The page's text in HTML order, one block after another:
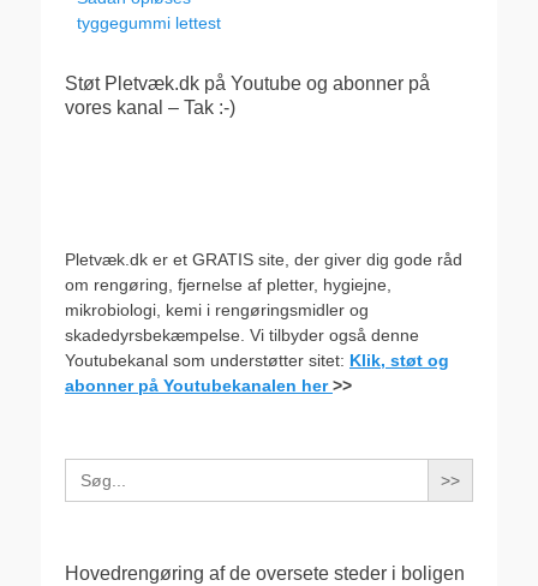
tyggegummi lettest
Støt Pletvæk.dk på Youtube og abonner på
vores kanal – Tak :-)
Pletvæk.dk er et GRATIS site, der giver dig gode råd
om rengøring, fjernelse af pletter, hygiejne,
mikrobiologi, kemi i rengøringsmidler og
skadedyrsbekæmpelse. Vi tilbyder også denne
Youtubekanal som understøtter sitet: Klik, støt og
abonner på Youtubekanalen her>>
Search
for:
Hovedrengøring af de oversete steder i boligen